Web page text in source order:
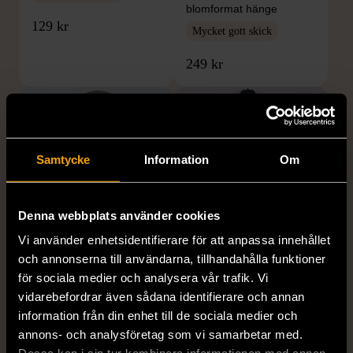
Samtycke Information Om
Denna webbplats använder cookies
Vi använder enhetsidentifierare för att anpassa innehållet
och annonserna till användarna, tillhandahålla funktioner
för sociala medier och analysera vår trafik. Vi
vidarebefordrar även sådana identifierare och annan
information från din enhet till de sociala medier och
annons- och analysföretag som vi samarbetar med.
129 kr
blomformat hänge
Mycket gott skick
249 kr
1/5
SNÖ OF SWEDEN
SNÖ of Sweden -
Halsband med
cirkelhänge
1/5
RODEBJER
Rodebjer - Mönstrad topp
med knappdetalj